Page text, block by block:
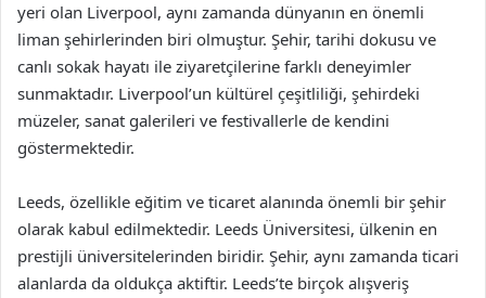
yeri olan Liverpool, aynı zamanda dünyanın en önemli
liman şehirlerinden biri olmuştur. Şehir, tarihi dokusu ve
canlı sokak hayatı ile ziyaretçilerine farklı deneyimler
sunmaktadır. Liverpool’un kültürel çeşitliliği, şehirdeki
müzeler, sanat galerileri ve festivallerle de kendini
göstermektedir.
Leeds, özellikle eğitim ve ticaret alanında önemli bir şehir
olarak kabul edilmektedir. Leeds Üniversitesi, ülkenin en
prestijli üniversitelerinden biridir. Şehir, aynı zamanda ticari
alanlarda da oldukça aktiftir. Leeds’te birçok alışveriş